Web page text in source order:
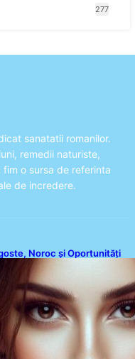
277
sanatatii romanilor.
remedii naturiste,
o sursa de referinta
de incredere.
Noroc și Oportunități
Weekendul 8-9 August